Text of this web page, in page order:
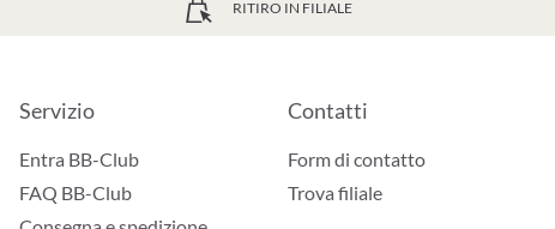
RITIRO IN FILIALE
Servizio
Entra BB-Club
FAQ BB-Club
Contatti
Form di contatto
Trova filiale